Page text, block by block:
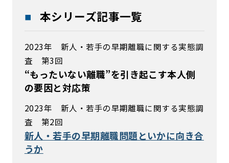
本シリーズ記事一覧
2023年 新人・若手の早期離職に関する実態調
査 第3回
“もったいない離職”を引き起こす本人側
の要因と対応策
2023年 新人・若手の早期離職に関する実態調
査 第2回
新人・若手の早期離職問題といかに向き合
うか